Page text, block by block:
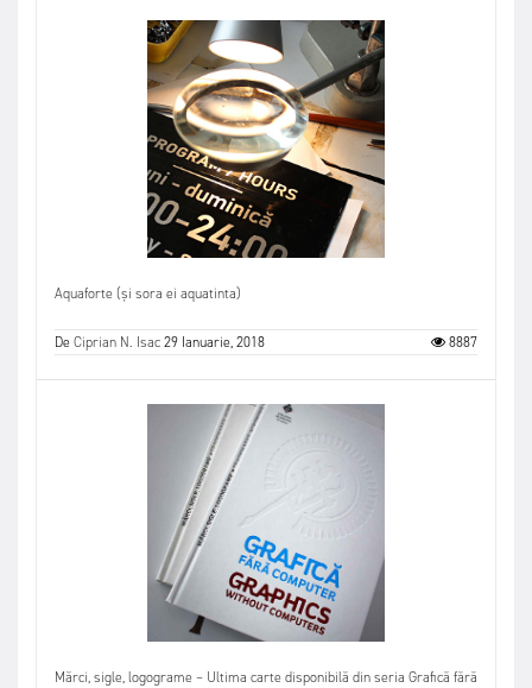
Aquaforte (și sora ei aquatinta)
DeCiprian N. Isac29 Ianuarie, 2018 8887
Mărci, sigle, logograme – Ultima carte disponibilă din seria Grafică fără